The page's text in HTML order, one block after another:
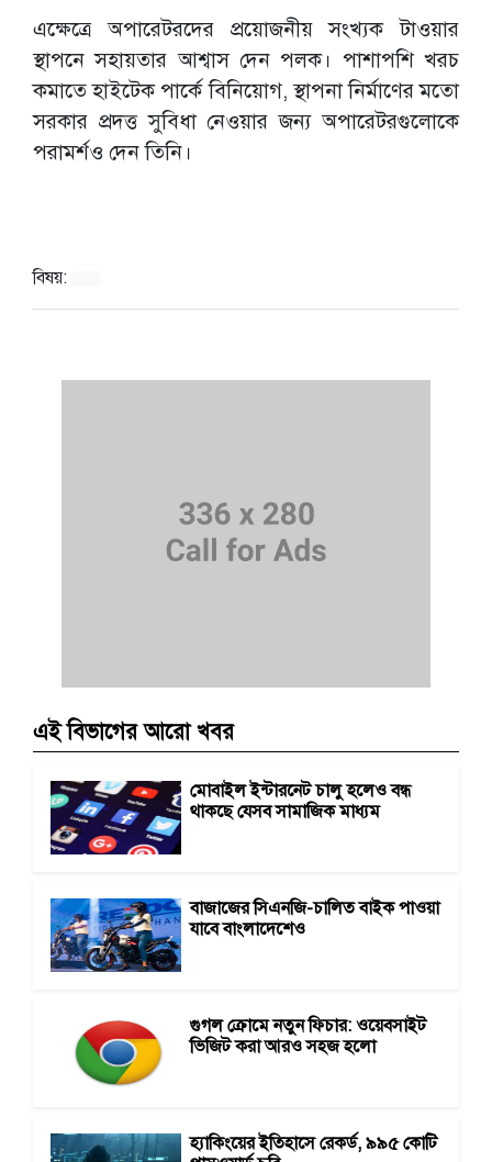
এক্ষেত্রে অপারেটরদের প্রয়োজনীয় সংখ্যক টাওয়ার
স্থাপনে সহায়তার আশ্বাস দেন পলক। পাশাপশি খরচ
কমাতে হাইটেক পার্কে বিনিয়োগ, স্থাপনা নির্মাণের মতো
সরকার প্রদত্ত সুবিধা নেওয়ার জন্য অপারেটরগুলোকে
পরামর্শও দেন তিনি।
বিষয়:
এই বিভাগের আরো খবর
মোবাইল ইন্টারনেট চালু হলেও বন্ধ
থাকছে যেসব সামাজিক মাধ্যম
বাজাজের সিএনজি-চালিত বাইক পাওয়া
যাবে বাংলাদেশেও
গুগল ক্রোমে নতুন ফিচার: ওয়েবসাইট
ভিজিট করা আরও সহজ হলো
হ্যাকিংয়ের ইতিহাসে রেকর্ড, ৯৯৫ কোটি